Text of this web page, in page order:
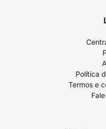
Política
Termos e